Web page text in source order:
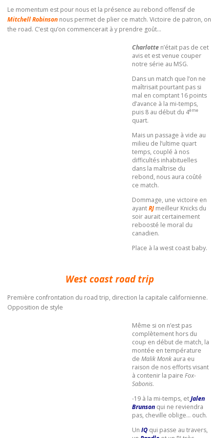
Le momentum est pour nous et la présence au rebond offensif de
Mitchell Robinson nous permet de plier ce match. Victoire de patron, on
the road. C’est qu’on commencerait à y prendre goût…
Charlotte n’était pas de cet
avis et est venue couper
notre série au MSG.
Dans un match que l’on ne
maîtrisait pourtant pas si
mal en comptant 16 points
d’avance à la mi-temps,
puis 8 au début du 4ème
quart.
Mais un passage à vide au
milieu de l’ultime quart
temps, couplé à nos
difficultés inhabituelles
dans la maîtrise du
rebond, nous aura coûté
ce match.
Dommage, une victoire en
ayantRJ meilleur Knicks du
soir aurait certainement
reboosté le moral du
canadien.
Place à la west coast baby.
West coast road trip
Première confrontation du road trip, direction la capitale californienne.
Opposition de style
Même si on n’est pas
complètement hors du
coup en début de match, la
montée en température
de Malik Monk aura eu
raison de nos efforts visant
à contenir la paire Fox-
Sabonis.
-19 à la mi-temps, etJalen
Brunson qui ne reviendra
pas, cheville oblige… ouch.
Un IQ qui passe au travers,